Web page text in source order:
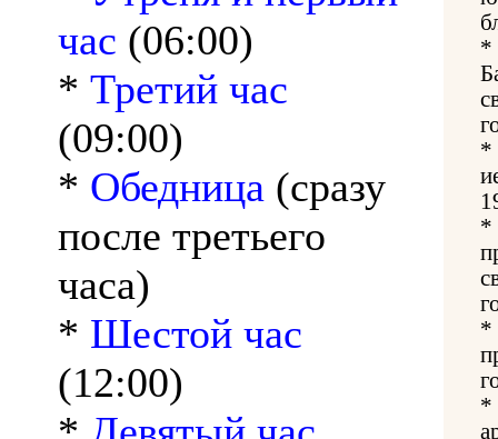
час (06:00)
* Третий час
(09:00)
* Обедница (сразу
после третьего
часа)
* Шестой час
(12:00)
*
*
*
*
*